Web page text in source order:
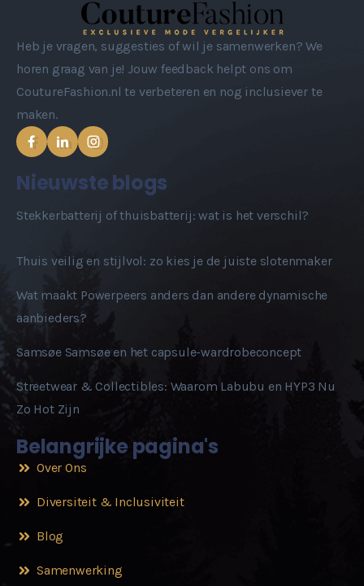
Heb je vragen, suggesties of wil je samenwerken? We
horen graag van je! Jouw feedback helpt ons om
CoutureFashion.nl te verbeteren en nog inclusiever te
maken.
Nieuwste blogs
Stekkerbatterij of thuisbatterij: wat is het verschil?
Thuis veilig en stijlvol: zo kies je de juiste slotenmaker
Wat maakt Powerpeers anders dan andere dynamische
aanbieders?
Samsøe Samsøe en het capsule-wardrobeconcept
Streetwear & Collectibles: Waarom Labubu en HYP3 Nu
Zo Hot Zijn
Belangrijke pagina's
Over Ons
Diversiteit & Inclusiviteit
Blog
Samenwerking